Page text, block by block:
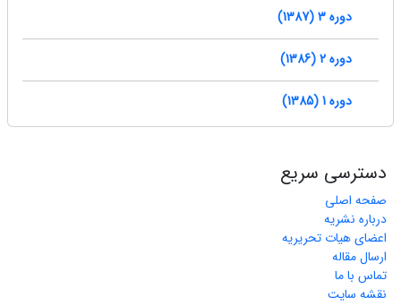
دوره 3 (1387)
دوره 2 (1386)
دوره 1 (1385)
دسترسی سریع
صفحه اصلی
درباره نشریه
اعضای هیات تحریریه
ارسال مقاله
تماس با ما
نقشه سایت